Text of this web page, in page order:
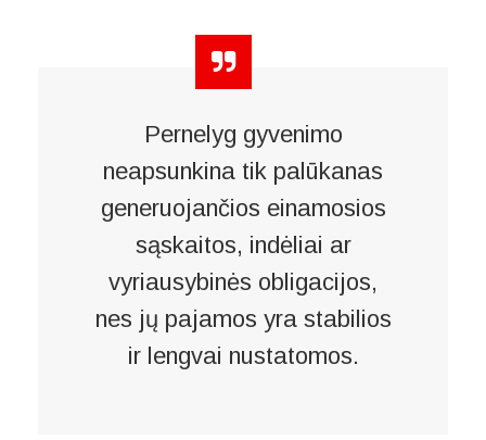
Pernelyg gyvenimo
neapsunkina tik palūkanas
generuojančios einamosios
sąskaitos, indėliai ar
vyriausybinės obligacijos,
nes jų pajamos yra stabilios
ir lengvai nustatomos.